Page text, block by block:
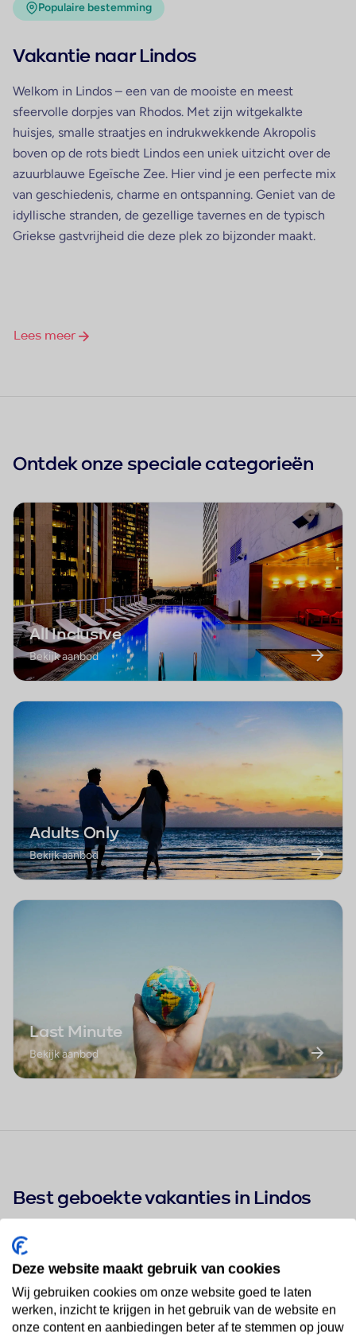
Populaire bestemming
Vakantie naar Lindos
Welkom in Lindos – een van de mooiste en meest
sfeervolle dorpjes van Rhodos. Met zijn witgekalkte
huisjes, smalle straatjes en indrukwekkende Akropolis
boven op de rots biedt Lindos een uniek uitzicht over de
azuurblauwe Egeïsche Zee. Hier vind je een perfecte mix
van geschiedenis, charme en ontspanning. Geniet van de
idyllische stranden, de gezellige tavernes en de typisch
Griekse gastvrijheid die deze plek zo bijzonder maakt.
Lees meer
Ontdek onze speciale categorieën
All Inclusive
Bekijk aanbod
Adults Only
Bekijk aanbod
Last Minute
Bekijk aanbod
Best geboekte vakanties in Lindos
1
★★★★★
Deze website maakt gebruik van cookies
Wij gebruiken cookies om onze website goed te laten
werken, inzicht te krijgen in het gebruik van de website en
onze content en aanbiedingen beter af te stemmen op jouw